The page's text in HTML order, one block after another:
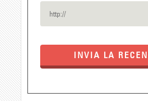
INVIA LA